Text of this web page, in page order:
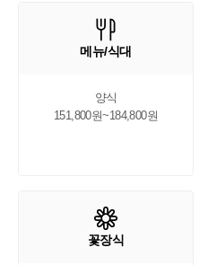
메뉴/식대
양식
151,800원~184,800원
꽃장식